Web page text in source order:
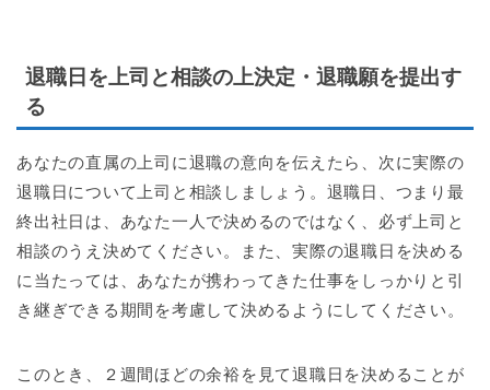
退職日を上司と相談の上決定・退職願を提出す
る
あなたの直属の上司に退職の意向を伝えたら、次に実際の
退職日について上司と相談しましょう。退職日、つまり最
終出社日は、あなた一人で決めるのではなく、必ず上司と
相談のうえ決めてください。また、実際の退職日を決める
に当たっては、あなたが携わってきた仕事をしっかりと引
き継ぎできる期間を考慮して決めるようにしてください。
このとき、２週間ほどの余裕を見て退職日を決めることが